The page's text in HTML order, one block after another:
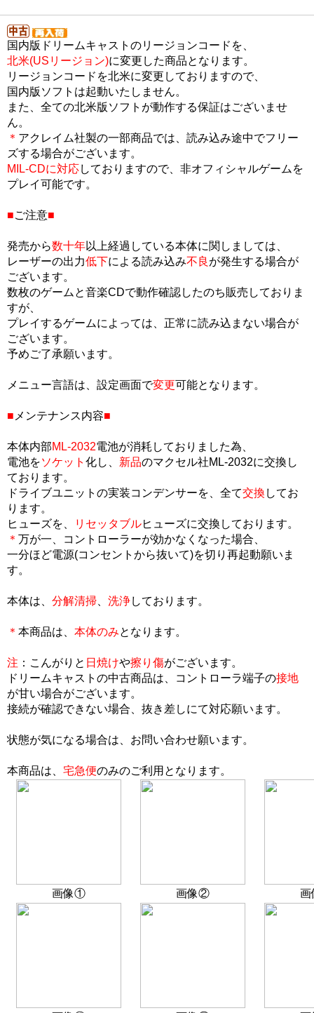
国内版ドリームキャストのリージョンコードを、
北米(USリージョン)に変更した商品となります。
リージョンコードを北米に変更しておりますので、
国内版ソフトは起動いたしません。
また、全ての北米版ソフトが動作する保証はございませ
ん。
＊ アクレイム社製の一部商品では、読み込み途中でフリー
ズする場合がございます。
MIL-CDに対応しておりますので、非オフィシャルゲームを
プレイ可能です。
■ご注意■
発売から数十年以上経過している本体に関しましては、
レーザーの出力低下による読み込み不良 が発生する場合が
ございます。
数枚のゲームと音楽CDで動作確認したのち販売しておりま
すが、
プレイするゲームによっては、正常に読み込まない場合が
ございます。
予めご了承願います。
メニュー言語は、設定画面で変更可能となります。
■ メンテナンス内容■
本体内部ML-2032電池が消耗しておりました為、
電池をソケット 化し、 新品のマクセル社ML-2032に交換し
ております。
ドライブユニットの実装コンデンサーを、全て交換 してお
ります。
ヒューズを、
リセッタブルヒューズに交換しております。
＊ 万が一、コントローラーが効かなくなった場合、
一分ほど電源(コンセントから抜いて)を切り再起動願いま
す。
本体は、 分解清掃 洗浄しております。
＊ 本商品は、 本体のみとなります。
注 ：こんがりと 日焼けや擦り傷がございます。
ドリームキャストの中古商品は、コントローラ端子の接地
が甘い場合がございます。
接続が確認できない場合、抜き差しにて対応願います。
状態が気になる場合は、お問い合わせ願います。
本商品は、 宅急便のみのご利用となります。
画像① 画像②